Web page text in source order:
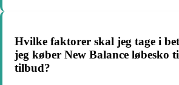
Hvilke faktorer skal jeg tage i
jeg køber New Balance løbesko
tilbud?